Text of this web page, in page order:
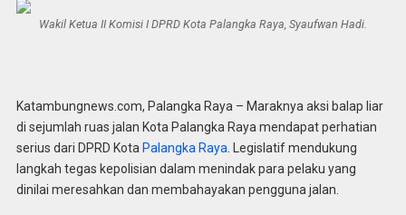
Wakil Ketua II Komisi I DPRD Kota Palangka Raya, Syaufwan Hadi.
Katambungnews.com, Palangka Raya – Maraknya aksi balap liar
di sejumlah ruas jalan Kota Palangka Raya mendapat perhatian
serius dari DPRD Kota Palangka Raya. Legislatif mendukung
langkah tegas kepolisian dalam menindak para pelaku yang
dinilai meresahkan dan membahayakan pengguna jalan.